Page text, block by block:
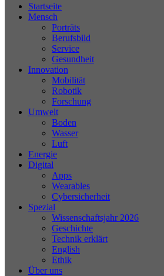
Startseite
Mensch
Porträts
Berufsbild
Service
Gesundheit
Innovation
Mobilität
Robotik
Forschung
Umwelt
Boden
Wasser
Luft
Energie
Digital
Apps
Wearables
Cybersicherheit
Spezial
Wissenschaftsjahr 2026
Geschichte
Technik erklärt
English
Ethik
Über uns